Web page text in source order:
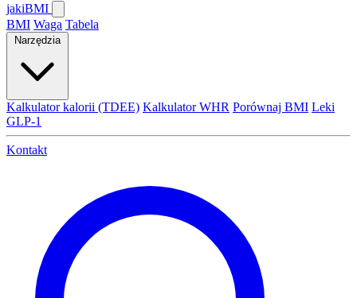
jakiBMI
BMI Waga Tabela
Narzędzia
Kalkulator kalorii (TDEE) Kalkulator WHR Porównaj BMI Leki
GLP-1
Kontakt